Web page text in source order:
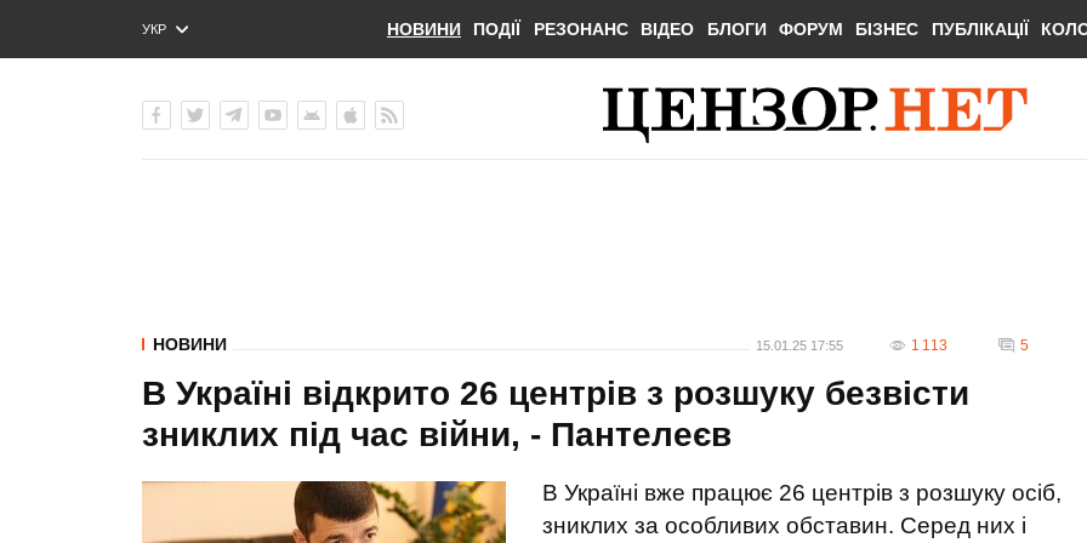
УКР
ENG
НОВИНИ ПОДІЇ РЕЗОНАНС ВІДЕО БЛОГИ ФОРУМ БІЗНЕС ПУБЛІКАЦІЇ
НОВИНИ 15.01.25 17:55 1 113 5
В Україні відкрито 26 центрів з розшуку безвісти
зниклих під час війни, - Пантелеєв
В Україні вже працює 26 центрів з розшуку осіб,
зниклих за особливих обставин. Серед них і